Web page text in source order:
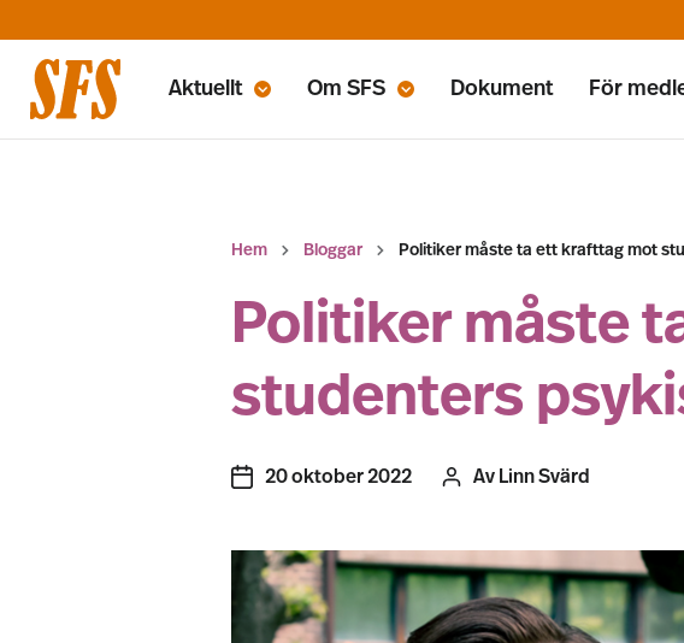
Aktuellt Om SFS Dokument För
Hem Bloggar Politiker måste ta ett krafttag mot
Politiker måste
studenters
20 oktober 2022 Av Linn Svärd